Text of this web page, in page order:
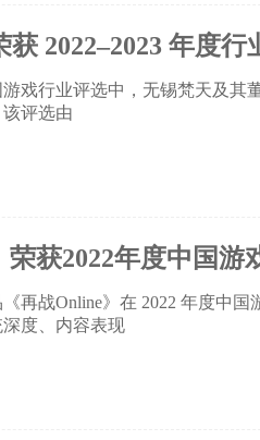
2022–2023 年度
游戏行业评选中，无锡梵天及
评选由
荣获2022年度中国游
再战Online》在 2022 年度中
度、内容表现